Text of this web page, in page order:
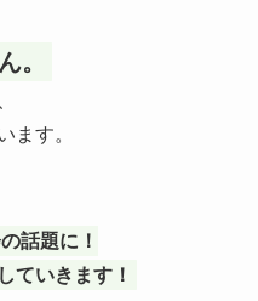
。
ます。
話題に！
ていきます！